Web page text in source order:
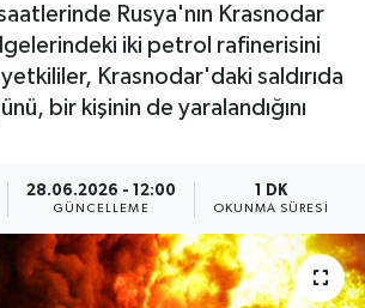
Rusya'nın Krasnodar
iki petrol rafinerisini
Krasnodar'daki saldırıda
bir kişinin de yaralandığını
28.06.2026 - 12:00
GÜNCELLEME
1 DK
OKUNMA SÜRESI
Haberleri